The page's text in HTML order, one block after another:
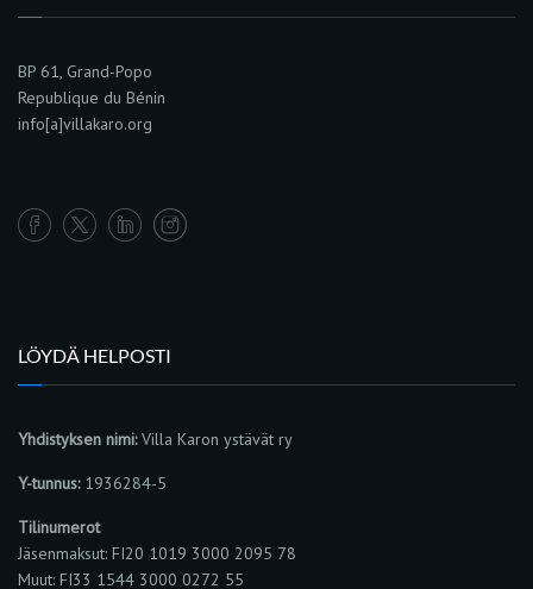
BP 61, Grand-Popo
Republique du Bénin
info[a]villakaro.org
LÖYDÄ HELPOSTI
Yhdistyksen nimi:Villa Karon ystävät ry
Y-tunnus:1936284-5
Tilinumerot
Jäsenmaksut: FI20 1019 3000 2095 78
Muut: FI33 1544 3000 0272 55